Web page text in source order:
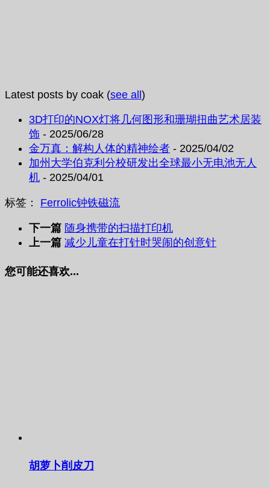
Latest posts by coak (see all)
3D打印的NOX灯将几何图形和珊瑚扭曲艺术居装
饰 - 2025/06/28
金万真：解构人体的精神绘者 - 2025/04/02
加州大学伯克利分校研发出全球最小无电池无人
机 - 2025/04/01
标签： Ferrolic钟铁磁流
下一篇 随身携带的扫描打印机
上一篇 减少儿童在打针时哭闹的创意针
您可能还喜欢...
胡萝卜削皮刀